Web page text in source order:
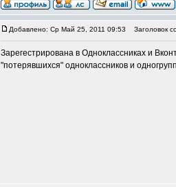
Добавлено: Ср Май 25, 2011 09:53 Заголовок
Зарегестрирована в Одноклассниках и
"потерявшихся" одноклассников и